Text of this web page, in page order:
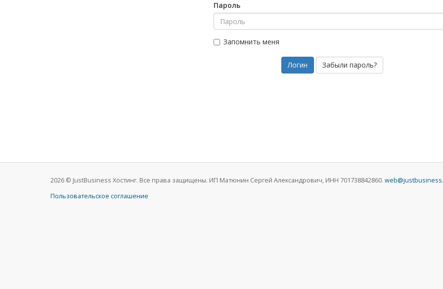
Пароль
Запомнить меня
Забыли пароль?
2026 © JustBusiness Хостинг. Все права защищены. ИП Матюнин Сергей Александрович, ИНН 701738842860.
Пользовательское соглашение